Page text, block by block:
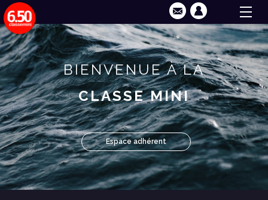
BIENVENUE À LA
CLASSE MINI
Espace adhérent